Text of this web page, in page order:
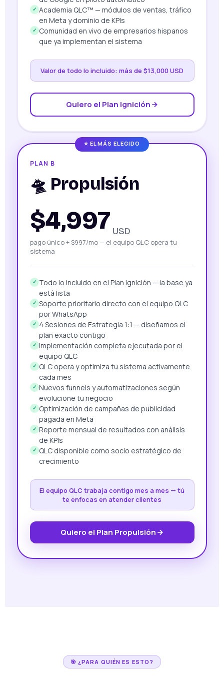
✓ Academia QLC™ — módulos de ventas, tráfico
en Meta y dominio de KPIs
✓ Comunidad en vivo de empresarios hispanos
que ya implementan el sistema
Valor de todo lo incluido: más de $13,000 USD
Quiero el Plan Ignición
⭐ EL MÁS ELEGIDO
PLAN B
🛸 Propulsión
$4,997 USD
pago único + $997/mo — el equipo QLC opera tu
sistema
✓ Todo lo incluido en el Plan Ignición — la base ya
está lista
✓ Soporte prioritario directo con el equipo QLC
por WhatsApp
✓ 4 Sesiones de Estrategia 1:1 — diseñamos el
plan exacto contigo
✓ Implementación completa ejecutada por el
equipo QLC
✓ QLC opera y optimiza tu sistema activamente
cada mes
✓ Nuevos funnels y automatizaciones según
evolucione tu negocio
✓ Optimización de campañas de publicidad
pagada en Meta
✓ Reporte mensual de resultados con análisis
de KPIs
✓ QLC disponible como socio estratégico de
crecimiento
El equipo QLC trabaja contigo mes a mes — tú
te enfocas en atender clientes
Quiero el Plan Propulsión
🎯 ¿PARA QUIÉN ES ESTO?